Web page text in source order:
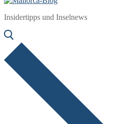
Insidertipps und Inselnews